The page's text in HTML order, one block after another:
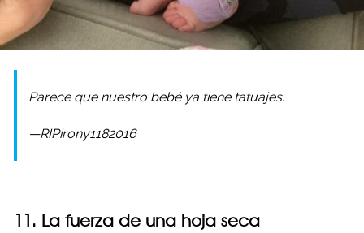
Parece que nuestro bebé ya tiene tatuajes.
—RIPirony1182016
11. La fuerza de una hoja seca